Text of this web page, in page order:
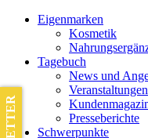
Eigenmarken
Kosmetik
Tagebuch
News und
Veranstaltungen
Presseberichte
Schwerpunkte